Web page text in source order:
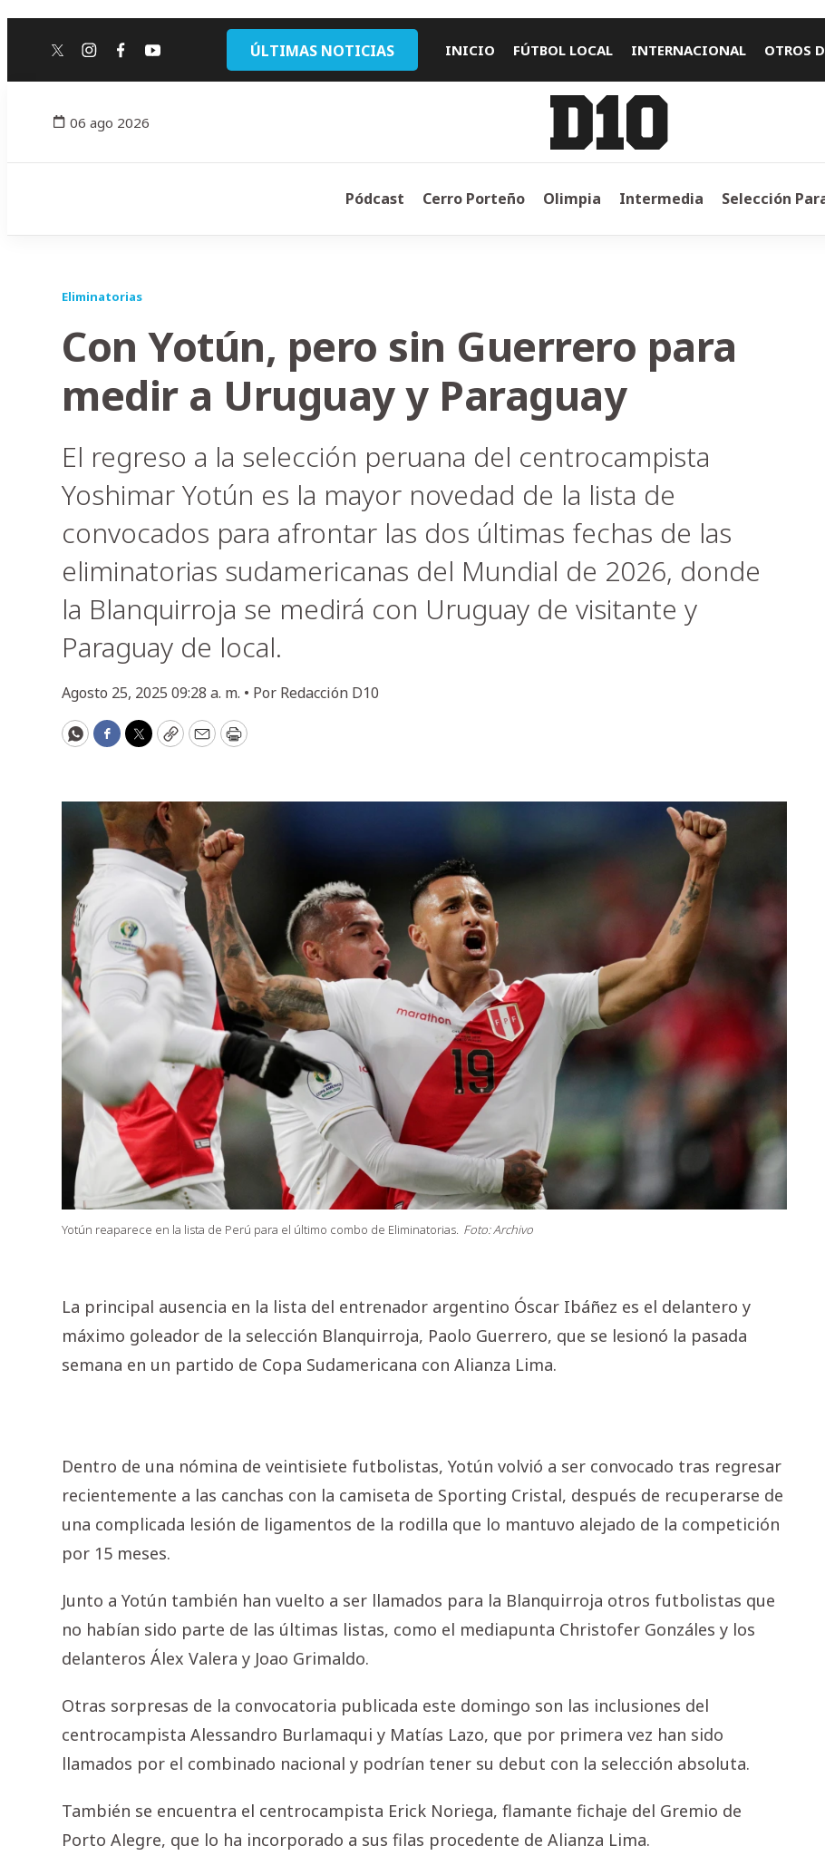
twitterinstagram
facebook
youtube ÚLTIMAS NOTICIAS INICIO FÚTBOL LOCAL INTERNACIONAL OTROS
06 ago 2026
Pódcast Cerro Porteño Olimpia Intermedia Selección
Eliminatorias
Con Yotún, pero sin Guerrero para
medir a Uruguay y Paraguay
El regreso a la selección peruana del centrocampista
Yoshimar Yotún es la mayor novedad de la lista de
convocados para afrontar las dos últimas fechas de las
eliminatorias sudamericanas del Mundial de 2026, donde
la Blanquirroja se medirá con Uruguay de visitante y
Paraguay de local.
Agosto 25, 2025 09:28 a. m. • Por Redacción D10
WhatsApp
Facebook
Twitter
CopyEmailPrint
Yotún reaparece en la lista de Perú para el último combo de Eliminatorias. Foto: Archivo
La principal ausencia en la lista del entrenador argentino Óscar Ibáñez es el delantero y
máximo goleador de la selección Blanquirroja, Paolo Guerrero, que se lesionó la pasada
semana en un partido de Copa Sudamericana con Alianza Lima.
Dentro de una nómina de veintisiete futbolistas, Yotún volvió a ser convocado tras regresar
recientemente a las canchas con la camiseta de Sporting Cristal, después de recuperarse de
una complicada lesión de ligamentos de la rodilla que lo mantuvo alejado de la competición
por 15 meses.
Junto a Yotún también han vuelto a ser llamados para la Blanquirroja otros futbolistas que
no habían sido parte de las últimas listas, como el mediapunta Christofer Gonzáles y los
delanteros Álex Valera y Joao Grimaldo.
Otras sorpresas de la convocatoria publicada este domingo son las inclusiones del
centrocampista Alessandro Burlamaqui y Matías Lazo, que por primera vez han sido
llamados por el combinado nacional y podrían tener su debut con la selección absoluta.
También se encuentra el centrocampista Erick Noriega, flamante fichaje del Gremio de
Porto Alegre, que lo ha incorporado a sus filas procedente de Alianza Lima.